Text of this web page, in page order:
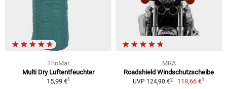
ThoMar
Multi Dry Luftentfeuchter
15,99 €1
MRA
Roadshield Windschutzscheibe
UVP 124,90 €2 118,66 €1